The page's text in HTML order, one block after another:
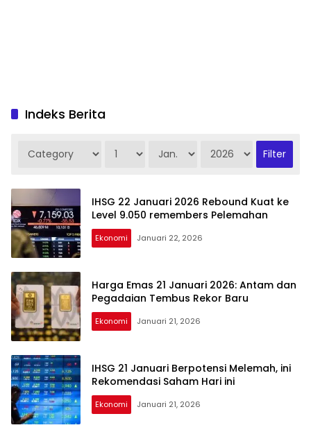
Indeks Berita
IHSG 22 Januari 2026 Rebound Kuat ke
Level 9.050 remembers Pelemahan
Ekonomi Januari 22, 2026
Harga Emas 21 Januari 2026: Antam dan
Pegadaian Tembus Rekor Baru
Ekonomi Januari 21, 2026
IHSG 21 Januari Berpotensi Melemah, ini
Rekomendasi Saham Hari ini
Ekonomi Januari 21, 2026